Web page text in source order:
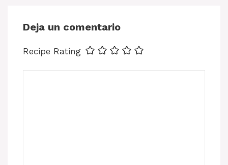
Deja un comentario
Recipe Rating